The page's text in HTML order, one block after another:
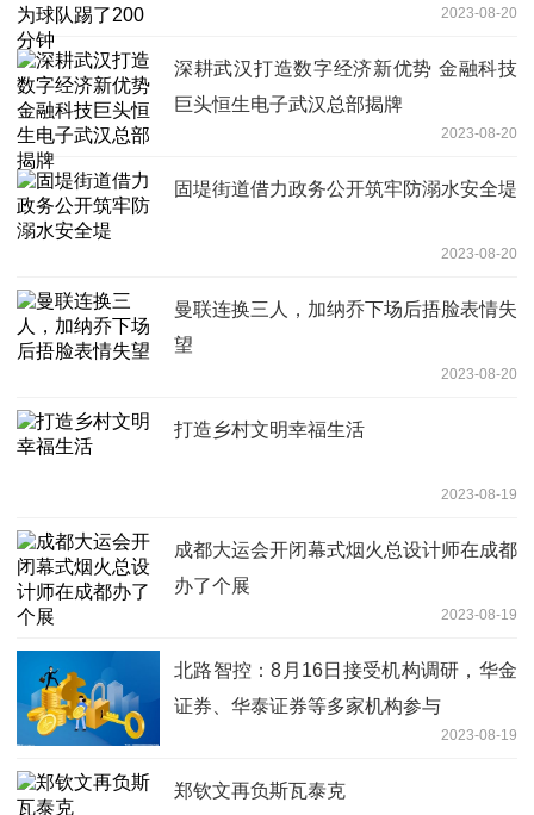
2023-08-20
深耕武汉打造数字经济新优势 金融科技
巨头恒生电子武汉总部揭牌
2023-08-20
固堤街道借力政务公开筑牢防溺水安全堤
2023-08-20
曼联连换三人，加纳乔下场后捂脸表情失
望
2023-08-20
打造乡村文明幸福生活
2023-08-19
成都大运会开闭幕式烟火总设计师在成都
办了个展
2023-08-19
北路智控：8月16日接受机构调研，华金
证券、华泰证券等多家机构参与
2023-08-19
郑钦文再负斯瓦泰克